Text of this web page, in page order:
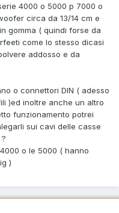
4000 o 5000 p 7000 o
circa da 13/14 cm e
gomma ( quindi forse da
come lo stesso dicasi
addosso e da
o connettori DIN ( adesso
)ed inoltre anche un altro
funzionamento potrei
sui cavi delle casse
o le 5000 ( hanno
)